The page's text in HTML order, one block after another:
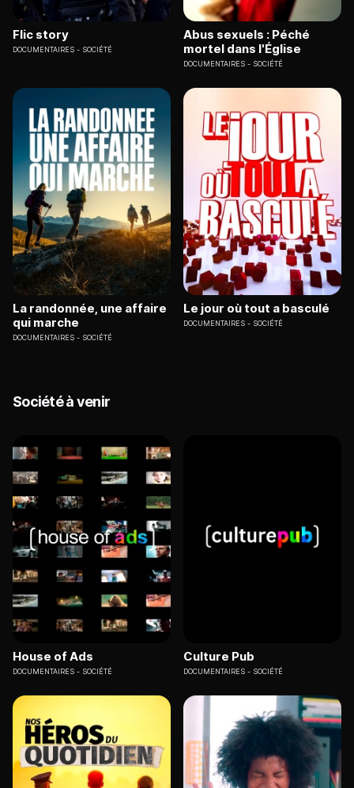
Flic story
DOCUMENTAIRES SOCIÉTÉ
Abus sexuels : Péché
mortel dans l'Église
DOCUMENTAIRES SOCIÉTÉ
La randonnée, une affaire
qui marche
DOCUMENTAIRES SOCIÉTÉ
Le jour où tout a basculé
DOCUMENTAIRES SOCIÉTÉ
Société à venir
House of Ads
DOCUMENTAIRES SOCIÉTÉ
Culture Pub
DOCUMENTAIRES SOCIÉTÉ